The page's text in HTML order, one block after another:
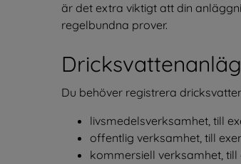
är det extra viktigt att din
regelbundna prover.
Du behöver registrera
livsmedelsverksamhet, till
offentlig verksamhet, till
kommersiell verksamhet,